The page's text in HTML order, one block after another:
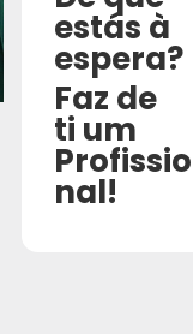
estás à
espera?
Faz de
ti um
Profissio
nal!